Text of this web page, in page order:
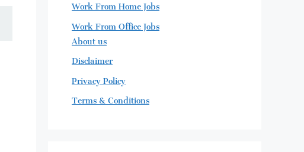
Work From Home Jobs
Work From Office Jobs
About us
Disclaimer
Privacy Policy
Terms & Conditions